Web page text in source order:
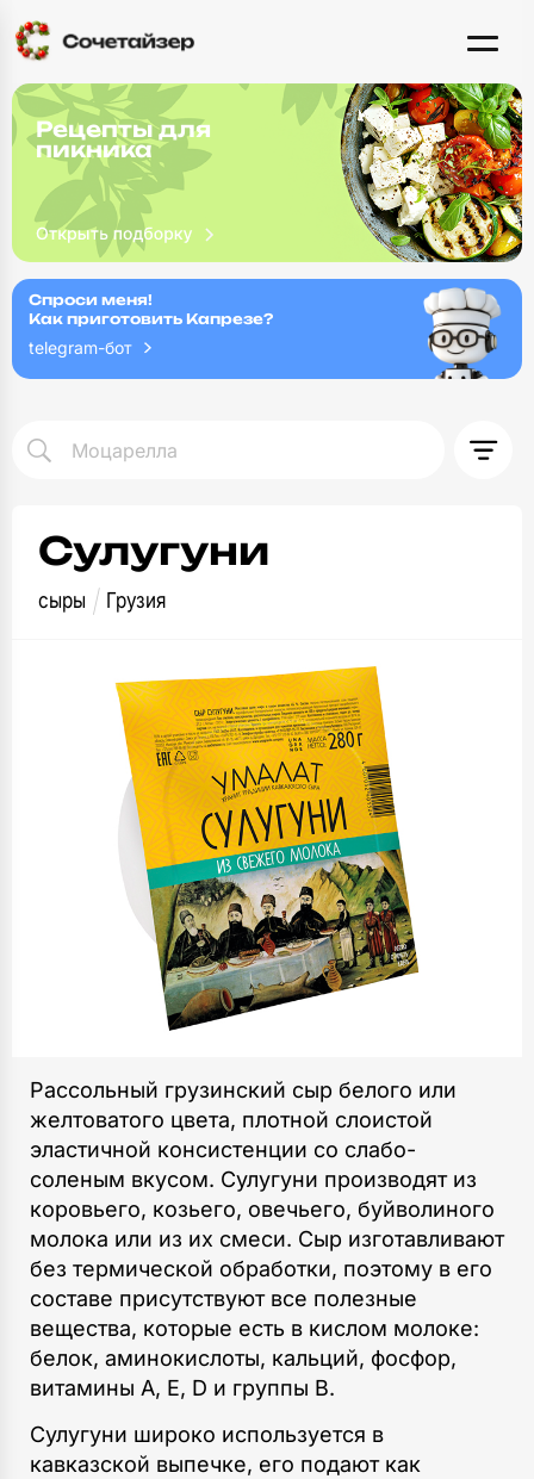
Рецепты для
пикника
Спроси меня!
Как приготовить Капрезе?
telegram-бот
Сулугуни
сыры Грузия
Рассольный грузинский сыр белого или
желтоватого цвета, плотной слоистой
эластичной консистенции со слабо-
соленым вкусом. Сулугуни производят из
коровьего, козьего, овечьего, буйволиного
молока или из их смеси. Сыр изготавливают
без термической обработки, поэтому в его
составе присутствуют все полезные
вещества, которые есть в кислом молоке:
белок, аминокислоты, кальций, фосфор,
витамины А, Е, D и группы В.
Сулугуни широко используется в
кавказской выпечке, его подают как